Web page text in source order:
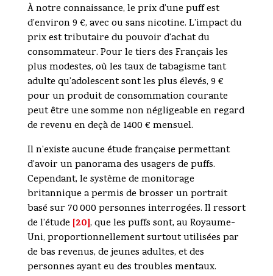
À notre connaissance, le prix d’une puff est
d’environ 9 €, avec ou sans nicotine. L’impact du
prix est tributaire du pouvoir d’achat du
consommateur. Pour le tiers des Français les
plus modestes, où les taux de tabagisme tant
adulte qu’adolescent sont les plus élevés, 9 €
pour un produit de consommation courante
peut être une somme non négligeable en regard
de revenu en deçà de 1400 € mensuel.
Il n’existe aucune étude française permettant
d’avoir un panorama des usagers de puffs.
Cependant, le système de monitorage
britannique a permis de brosser un portrait
basé sur 70 000 personnes interrogées. Il ressort
de l’étude [20], que les puffs sont, au Royaume-
Uni, proportionnellement surtout utilisées par
de bas revenus, de jeunes adultes, et des
personnes ayant eu des troubles mentaux.